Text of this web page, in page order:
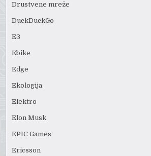
Drustvene mreže
DuckDuckGo
E3
Ebike
Edge
Ekologija
Elektro
Elon Musk
EPIC Games
Ericsson